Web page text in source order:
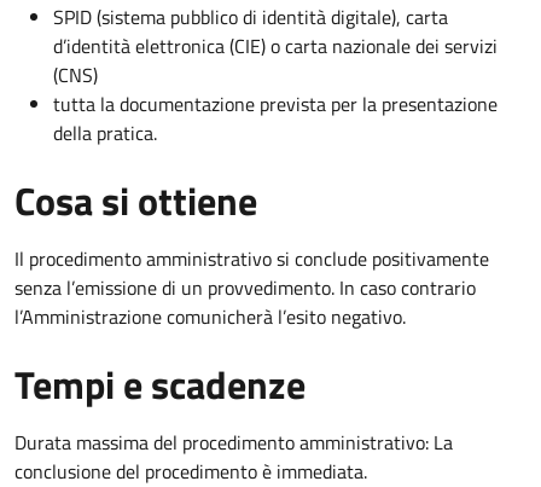
SPID (sistema pubblico di identità digitale), carta
d’identità elettronica (CIE) o carta nazionale dei servizi
(CNS)
tutta la documentazione prevista per la presentazione
della pratica.
Cosa si ottiene
Il procedimento amministrativo si conclude positivamente
senza l’emissione di un provvedimento. In caso contrario
l’Amministrazione comunicherà l’esito negativo.
Tempi e scadenze
Durata massima del procedimento amministrativo: La
conclusione del procedimento è immediata.